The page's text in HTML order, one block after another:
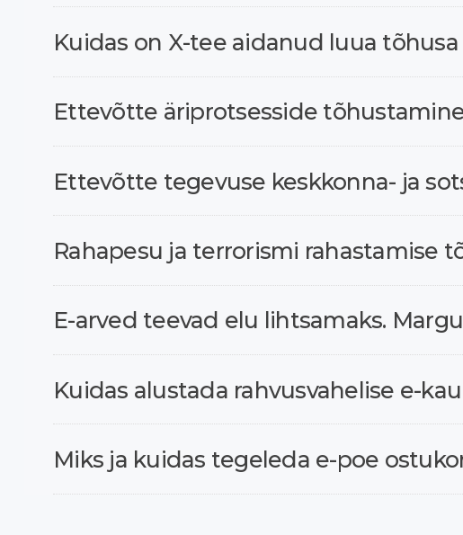
Kuidas on X-tee aidanud luua
Ettevõtte äriprotsesside
Ettevõtte tegevuse keskkonna- ja
Rahapesu ja terrorismi rahastamise
E-arved teevad elu lihtsamaks.
Kuidas alustada rahvusvahelise e-
Miks ja kuidas tegeleda e-poe